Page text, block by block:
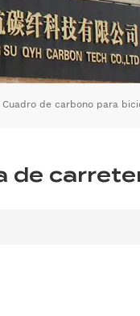
Cuadro de carbono para
de